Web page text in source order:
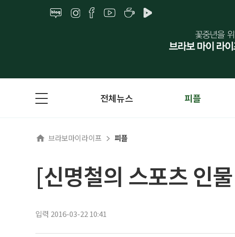
전체뉴스 피플
브라보마이라이프 피플
[신명철의 스포츠 인
입력 2016-03-22 10:41